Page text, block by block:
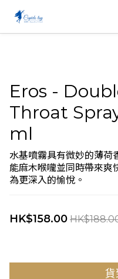
Eros -
Throat
ml
水基噴霧具有微妙的薄荷
能麻木喉嚨並同時帶來爽
為更深入的愉悅。
HK$158.00
貨